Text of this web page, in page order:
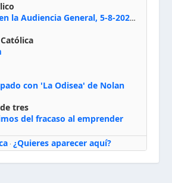
Papa León Xiv en la Audiencia General, 5-8-2026: «Dios en el primer puesto; la oración, nuestra primera obligación; la liturgia, la primera fuente de la vida divina que se nos comunica, la primera escuela de nuestra vida espiritual»
con 'La Odisea' de Nolan
tres
del fracaso al emprender
· ¿Quieres aparecer aquí?